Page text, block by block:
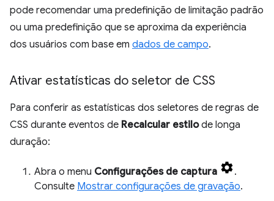
pode recomendar uma predefinição de limitação padrão
ou uma predefinição que se aproxima da experiência
dos usuários com base em dados de campo.
Ativar estatísticas do seletor de CSS
Para conferir as estatísticas dos seletores de regras de
CSS durante eventos de Recalcular estilode longa
duração:
Abra o menu Configurações de captura
.
Consulte Mostrar configurações de gravação.